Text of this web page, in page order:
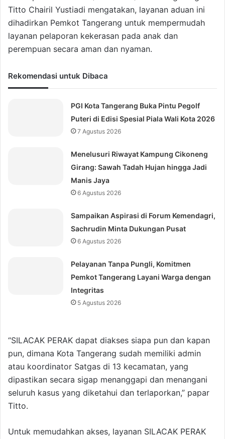
Titto Chairil Yustiadi mengatakan, layanan aduan ini
dihadirkan Pemkot Tangerang untuk mempermudah
layanan pelaporan kekerasan pada anak dan
perempuan secara aman dan nyaman.
Rekomendasi untuk Dibaca
PGI Kota Tangerang Buka Pintu Pegolf
Puteri di Edisi Spesial Piala Wali Kota 2026
7 Agustus 2026
Menelusuri Riwayat Kampung Cikoneng
Girang: Sawah Tadah Hujan hingga Jadi
Manis Jaya
6 Agustus 2026
Sampaikan Aspirasi di Forum Kemendagri,
Sachrudin Minta Dukungan Pusat
6 Agustus 2026
Pelayanan Tanpa Pungli, Komitmen
Pemkot Tangerang Layani Warga dengan
Integritas
5 Agustus 2026
“SILACAK PERAK dapat diakses siapa pun dan kapan
pun, dimana Kota Tangerang sudah memiliki admin
atau koordinator Satgas di 13 kecamatan, yang
dipastikan secara sigap menanggapi dan menangani
seluruh kasus yang diketahui dan terlaporkan,” papar
Titto.
Untuk memudahkan akses, layanan SILACAK PERAK